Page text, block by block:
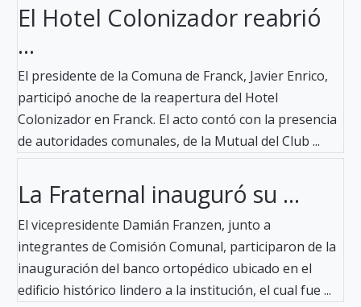
El Hotel Colonizador reabrió
...
El presidente de la Comuna de Franck, Javier Enrico,
participó anoche de la reapertura del Hotel
Colonizador en Franck. El acto contó con la presencia
de autoridades comunales, de la Mutual del Club ...
La Fraternal inauguró su ...
El vicepresidente Damián Franzen, junto a
integrantes de Comisión Comunal, participaron de la
inauguración del banco ortopédico ubicado en el
edificio histórico lindero a la institución, el cual fue ...